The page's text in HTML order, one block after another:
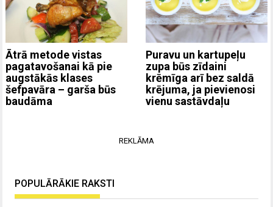
Ātrā metode vistas
pagatavošanai kā pie
augstākās klases
šefpavāra – garša būs
baudāma
Puravu un kartupeļu
zupa būs zīdaini
krēmīga arī bez saldā
krējuma, ja pievienosi
vienu sastāvdaļu
REKLĀMA
POPULĀRĀKIE RAKSTI